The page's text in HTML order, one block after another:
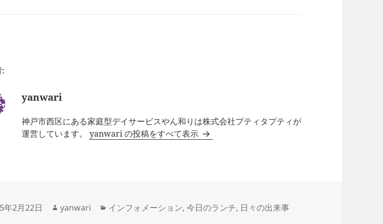
yanwari
神戸市西区にある家庭型デイサービスやん和りは株式会社プティタプティが
運営しています。yanwari の投稿をすべて表示
年2月22日
作
yanwari
カ
インフォメーション,今日のランチ, 日々の出来事